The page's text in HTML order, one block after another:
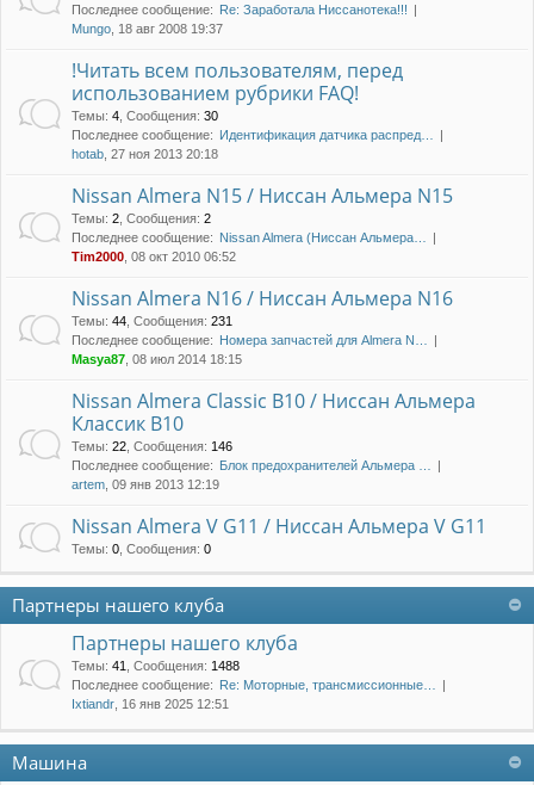
Последнее сообщение: Re: Заработала Ниссанотека!!!
Mungo , 18 авг 2008 19:37
!Читать всем пользователям, перед
использованием рубрики FAQ!
Темы: 4 Сообщения: 30
Последнее сообщение: Идентификация датчика распред…
hotab , 27 ноя 2013 20:18
Nissan Almera N15 / Ниссан Альмера N15
Темы: 2 Сообщения: 2
Последнее сообщение: Nissan Almera (Ниссан Альмера…
Tim2000 , 08 окт 2010 06:52
Nissan Almera N16 / Ниссан Альмера N16
Темы: 44 Сообщения: 231
Последнее сообщение: Номера запчастей для Almera N…
Masya87 , 08 июл 2014 18:15
Nissan Almera Classic B10 / Ниссан Альмера
Классик B10
Темы: 22 Сообщения: 146
Последнее сообщение: Блок предохранителей Альмера …
artem , 09 янв 2013 12:19
Nissan Almera V G11 / Ниссан Альмера V G11
Темы: 0 Сообщения: 0
Партнеры нашего клуба
Партнеры нашего клуба
Темы: 41 Сообщения: 1488
Последнее сообщение: Re: Моторные, трансмиссионные…
Ixtiandr , 16 янв 2025 12:51
Машина